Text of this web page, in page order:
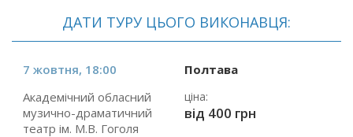
ДАТИ ТУРУ ЦЬОГО ВИКОНАВЦЯ:
7 жовтня, 18:00
Полтава
Академічний обласний
музично-драматичний
театр ім. М.В. Гоголя
ціна:
від 400 грн